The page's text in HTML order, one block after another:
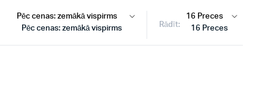
Pēc cenas: zemākā vispirms Rādīt: 16 Preces